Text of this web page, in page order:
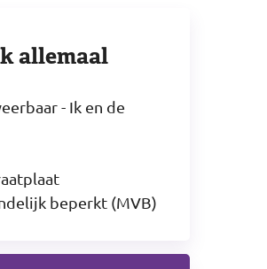
allemaal
- Ik en de
beperkt (MVB)